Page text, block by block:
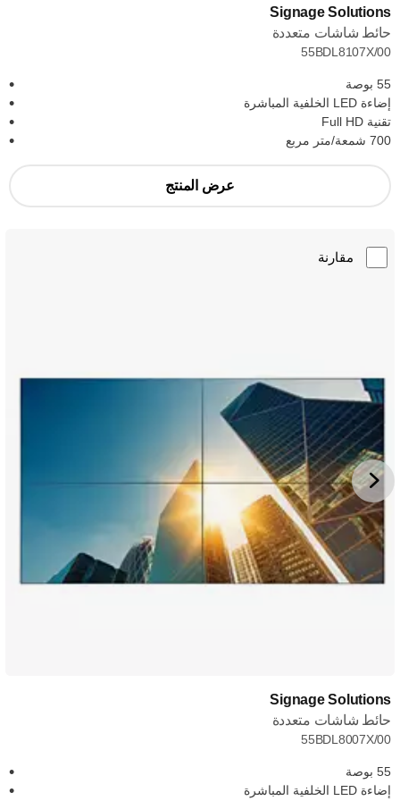
Signage Solutions
حائط شاشات متعددة
55BDL8107X/00
55 بوصة
إضاءة LED الخلفية المباشرة
تقنية Full HD
700 شمعة/متر مربع
عرض المنتج
مقارنة
Signage Solutions
حائط شاشات متعددة
55BDL8007X/00
55 بوصة
إضاءة LED الخلفية المباشرة